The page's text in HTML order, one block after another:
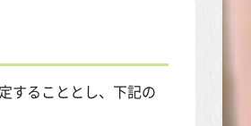
することとし、下記の